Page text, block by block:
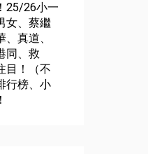
25/26小一
女、蔡繼
真道、
同、救
目！（不
行榜、小